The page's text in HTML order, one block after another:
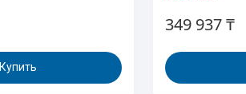
Купить
349 937 ₸